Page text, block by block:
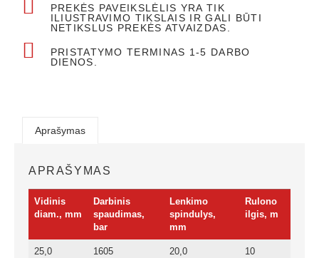
PREKĖS PAVEIKSLĖLIS YRA TIK
ILIUSTRAVIMO TIKSLAIS IR GALI BŪTI
NETIKSLUS PREKĖS ATVAIZDAS.
PRISTATYMO TERMINAS 1-5 DARBO
DIENOS.
Aprašymas
APRAŠYMAS
Vidinis
diam., mm
Darbinis
spaudimas,
bar
Lenkimo
spindulys,
mm
Rulono
ilgis, m
25,0 1605 20,0 10